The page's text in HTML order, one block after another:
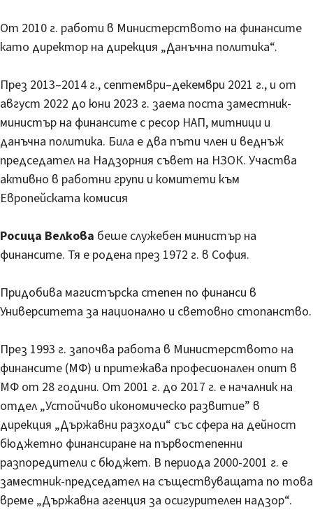
От 2010 г. работи в Министерството на финансите
като директор на дирекция „Данъчна политика“.
През 2013–2014 г., септември–декември 2021 г., и от
август 2022 до юни 2023 г. заема поста заместник-
министър на финансите с ресор НАП, митници и
данъчна политика. Била е два пъти член и веднъж
председател на Надзорния съвет на НЗОК. Участва
активно в работни групи и комитети към
Европейската комисия
Росица Велкова беше служебен министър на
финансите. Тя е родена през 1972 г. в София.
Придобива магистърска степен по финанси в
Университета за национално и световно стопанство.
През 1993 г. започва работа в Министерството на
финансите (МФ) и притежава професионален опит в
МФ от 28 години. От 2001 г. до 2017 г. е началник на
отдел „Устойчиво икономическо развитие” в
дирекция „Държавни разходи“ със сфера на дейност
бюджетно финансиране на първостепенни
разпоредители с бюджет. В периода 2000-2001 г. е
заместник-председател на съществуващата по това
време „Държавна агенция за осигурителен надзор“.